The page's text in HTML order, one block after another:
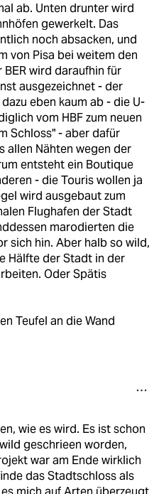
ab. Unten drunter wird
gewerkelt. Das
noch absacken, und
von Pisa bei weitem den
BER wird daraufhin für
ausgezeichnet - der
eben kaum ab - die U-
vom HBF zum neuen
Schloss" - aber dafür
allen Nähten wegen der
entsteht ein Boutique
- die Touris wollen ja
wird ausgebaut zum
Flughafen der Stadt
marodierten die
sich hin. Aber halb so wild,
Hälfte der Stadt in der
Oder Spätis
Teufel an die Wand
wie es wird. Es ist schon
geschrieen worden,
war am Ende wirklich
das Stadtschloss als